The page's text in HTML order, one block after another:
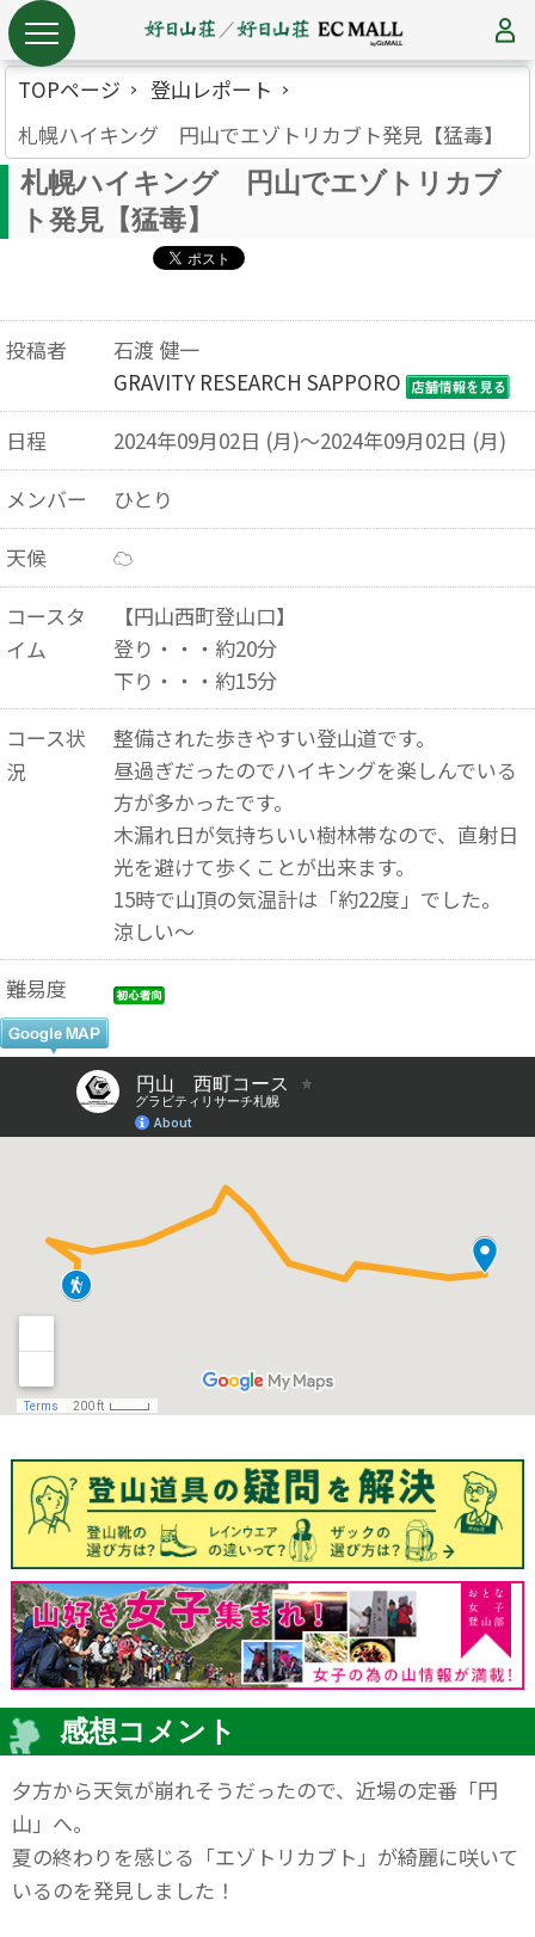
TOPページ
登山レポート
札幌ハイキング 円山でエゾトリカブト発見【猛毒】
札幌ハイキング 円山でエゾトリカブ
ト発見【猛毒】
投稿者
石渡 健一
GRAVITY RESEARCH SAPPORO
日程
2024年09月02日 (月)～2024年09月02日 (月)
メンバー
ひとり
天候
☁
コースタ
イム
【円山西町登山口】
登り・・・約20分
下り・・・約15分
コース状
況
整備された歩きやすい登山道です。
昼過ぎだったのでハイキングを楽しんでいる
方が多かったです。
木漏れ日が気持ちいい樹林帯なので、直射日
光を避けて歩くことが出来ます。
15時で山頂の気温計は「約22度」でした。
涼しい～
難易度
感想コメント
夕方から天気が崩れそうだったので、近場の定番「円
山」へ。
夏の終わりを感じる「エゾトリカブト」が綺麗に咲いて
いるのを発見しました！